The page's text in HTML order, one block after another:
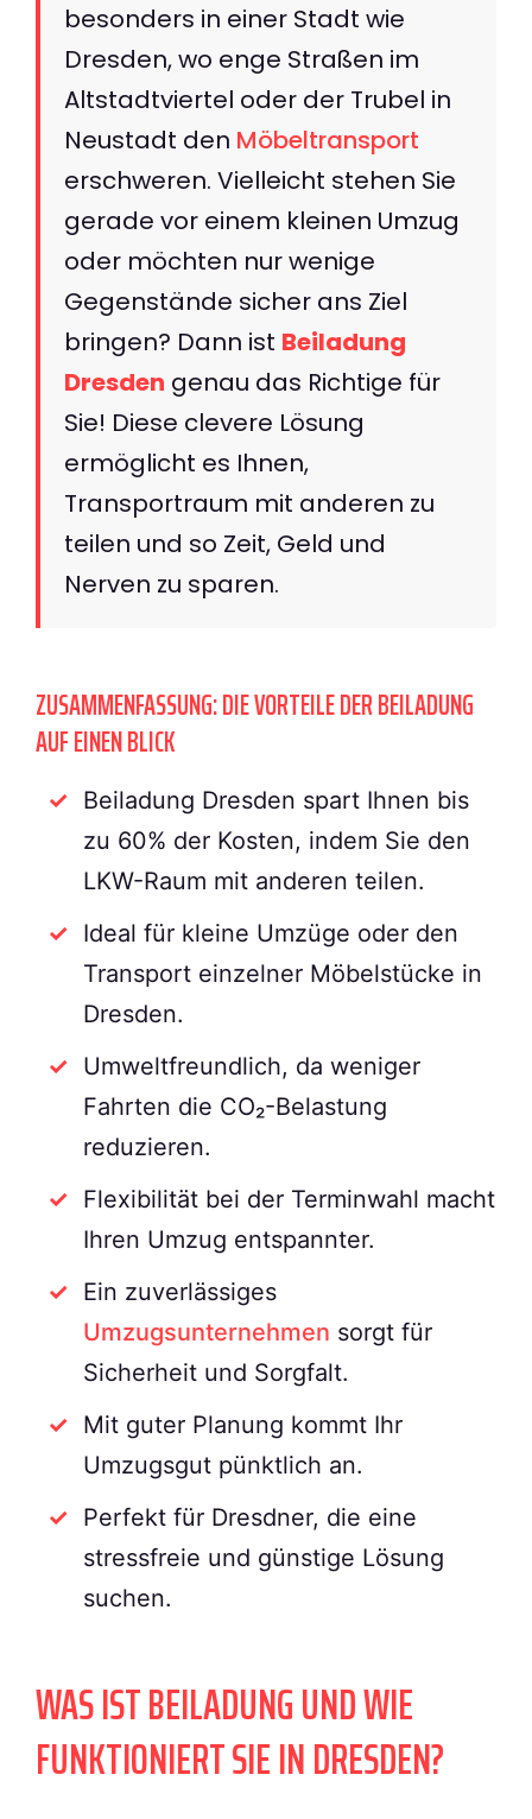
besonders in einer Stadt wie
Dresden, wo enge Straßen im
Altstadtviertel oder der Trubel in
Neustadt den Möbeltransport
erschweren. Vielleicht stehen Sie
gerade vor einem kleinen Umzug
oder möchten nur wenige
Gegenstände sicher ans Ziel
bringen? Dann ist Beiladung
Dresden genau das Richtige für
Sie! Diese clevere Lösung
ermöglicht es Ihnen,
Transportraum mit anderen zu
teilen und so Zeit, Geld und
Nerven zu sparen.
ZUSAMMENFASSUNG: DIE VORTEILE DER BEILADUNG
AUF EINEN BLICK
Beiladung Dresden spart Ihnen bis
zu 60% der Kosten, indem Sie den
LKW-Raum mit anderen teilen.
Ideal für kleine Umzüge oder den
Transport einzelner Möbelstücke in
Dresden.
Umweltfreundlich, da weniger
Fahrten die CO₂-Belastung
reduzieren.
Flexibilität bei der Terminwahl macht
Ihren Umzug entspannter.
Ein zuverlässiges
Umzugsunternehmen sorgt für
Sicherheit und Sorgfalt.
Mit guter Planung kommt Ihr
Umzugsgut pünktlich an.
Perfekt für Dresdner, die eine
stressfreie und günstige Lösung
suchen.
WAS IST BEILADUNG UND WIE
FUNKTIONIERT SIE IN DRESDEN?